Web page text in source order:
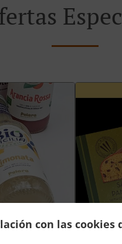
con las cookies